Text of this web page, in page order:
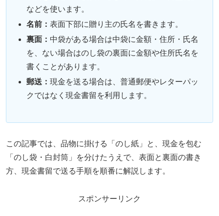
などを使います。
名前：表面下部に贈り主の氏名を書きます。
裏面： 中袋がある場合は中袋に金額・住所・氏名
を、ない場合はのし袋の裏面に金額や住所氏名を
書くことがあります。
郵送：現金を送る場合は、普通郵便やレターパッ
クではなく現金書留を利用します。
この記事では、品物に掛ける「のし紙」と、現金を包む
「のし袋・白封筒」を分けたうえで、表面と裏面の書き
方、現金書留で送る手順を順番に解説します。
スポンサーリンク